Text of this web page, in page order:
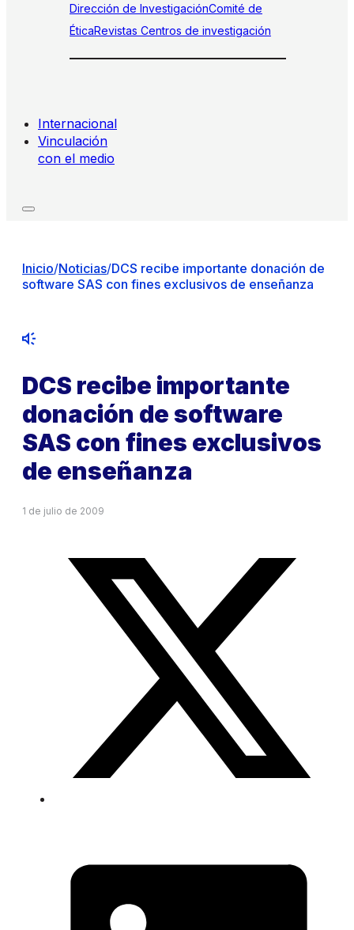
Dirección de InvestigaciónComité de
ÉticaRevistas Centros de investigación
Internacional
Vinculación
con el medio
Inicio/Noticias/DCS recibe importante donación de
software SAS con fines exclusivos de enseñanza
DCS recibe importante
donación de software
SAS con fines exclusivos
de enseñanza
1 de julio de 2009